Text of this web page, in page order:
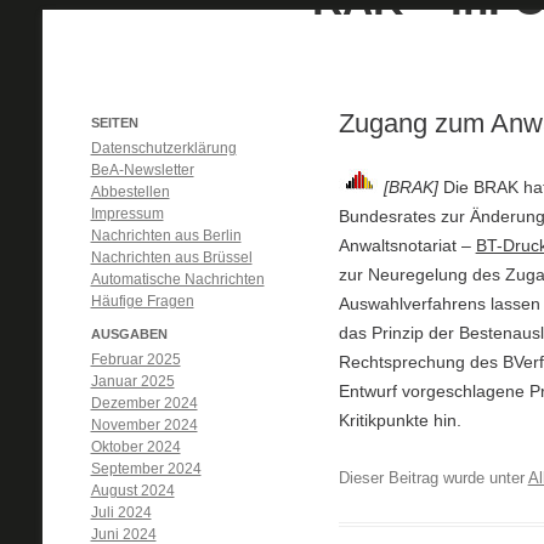
Zugang zum
[BRAK] Die BRAK
Bundesrates zur
Anwaltsnotariat – BT-
zur Neuregelung des
Auswahlverfahrens
das Prinzip der
Rechtsprechung des
Entwurf vorgeschlagene
Kritikpunkte hin.
Dieser Beitrag wurde unter
SEITEN
Datenschutzerklärung
BeA-Newsletter
Abbestellen
Impressum
Nachrichten aus Berlin
Nachrichten aus Brüssel
Automatische Nachrichten
Häufige Fragen
AUSGABEN
Februar 2025
Januar 2025
Dezember 2024
November 2024
Oktober 2024
September 2024
August 2024
Juli 2024
Juni 2024